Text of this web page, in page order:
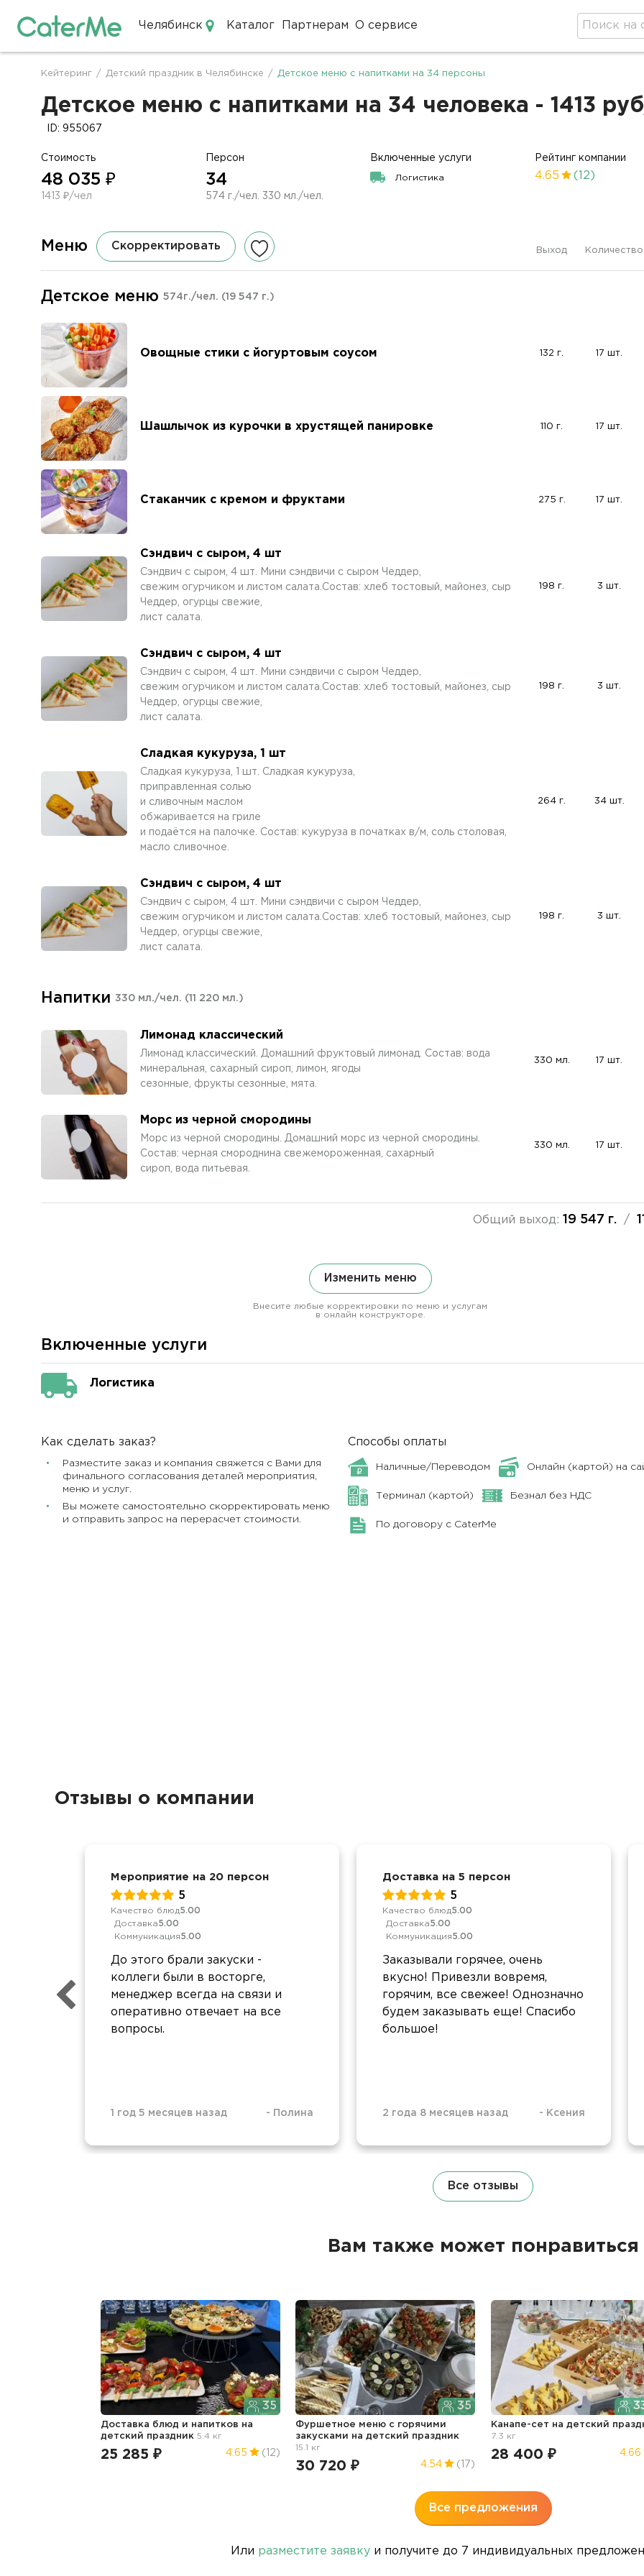
Челябинск Каталог Партнерам О сервисе
Строка
навигации
Кейтеринг / Детский праздник в Челябинске / Детское меню с напитками на 34 персоны
Детское меню с напитками на 34 человека - 1413
ID: 955067
Стоимость
48 035 ₽
1413 ₽/чел
Персон
34
574 г./чел. 330 мл./чел.
Включенные услуги
Логистика
Рейтинг компании
4.65 (12)
Меню Скорректировать Выход Количество
Детское меню 574г./чел. (19 547 г.)
Овощные стики с йогуртовым соусом 132 г. 17 шт.
Шашлычок из курочки в хрустящей панировке 110 г. 17 шт.
Стаканчик с кремом и фруктами 275 г. 17 шт.
Сэндвич с сыром, 4 шт
Сэндвич с сыром, 4 шт. Мини сэндвичи с сыром Чеддер,
свежим огурчиком и листом салата.Состав: хлеб тостовый, майонез, сыр
Чеддер, огурцы свежие,
лист салата.
198 г. 3 шт.
Сэндвич с сыром, 4 шт
Сэндвич с сыром, 4 шт. Мини сэндвичи с сыром Чеддер,
свежим огурчиком и листом салата.Состав: хлеб тостовый, майонез, сыр
Чеддер, огурцы свежие,
лист салата.
198 г. 3 шт.
Сладкая кукуруза, 1 шт
Сладкая кукуруза, 1 шт. Сладкая кукуруза,
приправленная солью
и сливочным маслом
обжаривается на гриле
и подаётся на палочке. Состав: кукуруза в початках в/м, соль столовая,
масло сливочное.
264 г. 34 шт.
Сэндвич с сыром, 4 шт
Сэндвич с сыром, 4 шт. Мини сэндвичи с сыром Чеддер,
свежим огурчиком и листом салата.Состав: хлеб тостовый, майонез, сыр
Чеддер, огурцы свежие,
лист салата.
198 г. 3 шт.
Напитки 330 мл./чел. (11 220 мл.)
Лимонад классический
Лимонад классический. Домашний фруктовый лимонад. Состав: вода
минеральная, сахарный сироп, лимон, ягоды
сезонные, фрукты сезонные, мята.
330 мл. 17 шт.
Морс из черной смородины
Морс из черной смородины. Домашний морс из черной смородины.
Состав: черная смороднина свежемороженная, сахарный
сироп, вода питьевая.
330 мл. 17 шт.
Общий выход: 19 547 г./
Изменить меню
Внесите любые корректировки по меню и услугам
в онлайн конструкторе.
Включенные услуги
Логистика
Как сделать заказ?
Разместите заказ и компания свяжется с Вами для
финального согласования деталей мероприятия,
меню и услуг.
Вы можете самостоятельно скорректировать меню
и отправить запрос на перерасчет стоимости.
Способы оплаты
Наличные/Переводом Онлайн (картой) на
Терминал (картой) Безнал без НДС
По договору с CaterMe
Отзывы о компании
Мероприятие на 20 персон
5
Качество блюд5.00
Доставка5.00
Коммуникация5.00
До этого брали закуски -
коллеги были в восторге,
менеджер всегда на связи и
оперативно отвечает на все
вопросы.
1 год 5 месяцев назад - Полина
Доставка на 5 персон
5
Качество блюд5.00
Доставка5.00
Коммуникация5.00
Заказывали горячее, очень
вкусно! Привезли вовремя,
горячим, все свежее! Однозначно
будем заказывать еще! Спасибо
большое!
2 года 8 месяцев назад - Ксения
Все отзывы
Вам также может понравиться
35
Доставка блюд и напитков на
детский праздник 5.4 кг
25 285 ₽ 4.65 (12)
35
Фуршетное меню с горячими
закусками на детский праздник
15.1 кг
30 720 ₽ 4.54 (17)
Канапе-сет на детский
7.3 кг
28 400 ₽ 4.66
Все предложения
Или разместите заявку и получите до 7 индивидуальных